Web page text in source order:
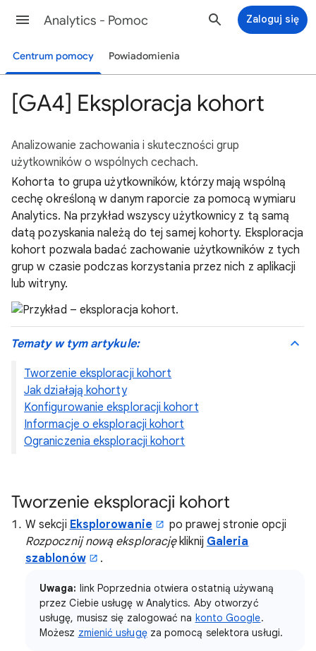
Analytics - Pomoc Zaloguj się
Centrum pomocy Powiadomienia
[GA4] Eksploracja kohort
Analizowanie zachowania i skuteczności grup
użytkowników o wspólnych cechach.
Kohorta to grupa użytkowników, którzy mają wspólną
cechę określoną w danym raporcie za pomocą wymiaru
Analytics. Na przykład wszyscy użytkownicy z tą samą
datą pozyskania należą do tej samej kohorty. Eksploracja
kohort pozwala badać zachowanie użytkowników z tych
grup w czasie podczas korzystania przez nich z aplikacji
lub witryny.
Tematy w tym artykule:
Tworzenie eksploracji kohort
Jak działają kohorty
Konfigurowanie eksploracji kohort
Informacje o eksploracji kohort
Ograniczenia eksploracji kohort
Tworzenie eksploracji kohort
W sekcji Eksplorowanie
po prawej stronie opcji
Rozpocznij nową eksploracjękliknij Galeria
szablonów
.
Uwaga: link Poprzednia otwiera ostatnią używaną
przez Ciebie usługę w Analytics. Aby otworzyć
usługę, musisz się zalogować na konto Google.
Możesz zmienić usługęza pomocą selektora usługi.